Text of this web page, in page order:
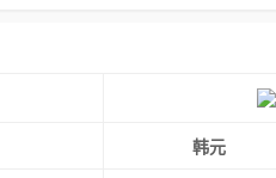
韩元